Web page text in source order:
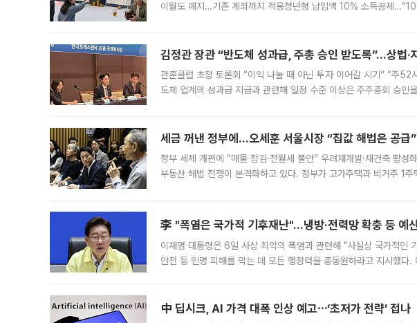
이월도 폐지…기존 계좌까지 적용청년형 납입액 10% 소득공제
김정관 장관 “반도체 성과급, 주총 승인 받도록”…상법·
관훈클럽 초청 토론회 “이익 나눌 때 아닌 투자 이어갈 시기” “주52
도체 업계의 성과급 지급과 관련해 일정 수준 이상은 주주총회 승인
세금 꺼낸 정부에…오세훈 서울시장 “집값 해법은 공급
정부 세제 개편에 “매물 잠김·전월세 불안” 우려재개발·재건축 활성
부동산 해법 전쟁이 본격화하고 있다. 정부가 고가주택과 비거주 1
李 "폭염은 국가적 기후재난"…냉방·전력망 확충 등 예
이재명 대통령은 6일 사상 최악의 폭염과 관련해 "사실상 국가적인
안전 등 인명 피해를 막는 데 모든 행정력을 총동원하라고 지시했다
中 딥시크, AI 가격 대폭 인상 예고⋯‘초저가 전략’ 접나